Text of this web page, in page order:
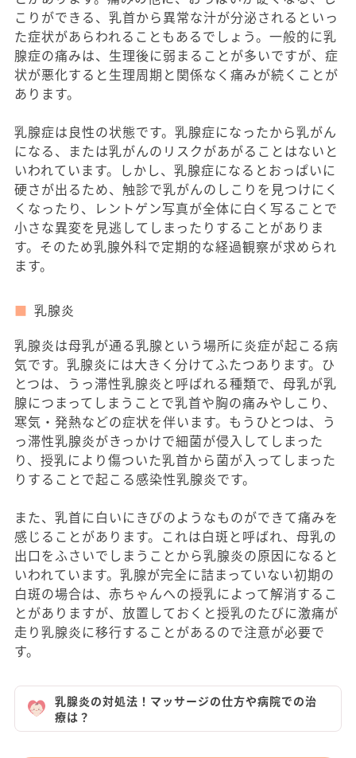
こりができる、乳首から異常な汁が分泌されるといっ
た症状があらわれることもあるでしょう。一般的に乳
腺症の痛みは、生理後に弱まることが多いですが、症
状が悪化すると生理周期と関係なく痛みが続くことが
あります。
乳腺症は良性の状態です。乳腺症になったから乳がん
になる、または乳がんのリスクがあがることはないと
いわれています。しかし、乳腺症になるとおっぱいに
硬さが出るため、触診で乳がんのしこりを見つけにく
くなったり、レントゲン写真が全体に白く写ることで
小さな異変を見逃してしまったりすることがありま
す。そのため乳腺外科で定期的な経過観察が求められ
ます。
乳腺炎
乳腺炎は母乳が通る乳腺という場所に炎症が起こる病
気です。乳腺炎には大きく分けてふたつあります。ひ
とつは、うっ滞性乳腺炎と呼ばれる種類で、母乳が乳
腺につまってしまうことで乳首や胸の痛みやしこり、
寒気・発熱などの症状を伴います。もうひとつは、う
っ滞性乳腺炎がきっかけで細菌が侵入してしまった
り、授乳により傷ついた乳首から菌が入ってしまった
りすることで起こる感染性乳腺炎です。
また、乳首に白いにきびのようなものができて痛みを
感じることがあります。これは白斑と呼ばれ、母乳の
出口をふさいでしまうことから乳腺炎の原因になると
いわれています。乳腺が完全に詰まっていない初期の
白斑の場合は、赤ちゃんへの授乳によって解消するこ
とがありますが、放置しておくと授乳のたびに激痛が
走り乳腺炎に移行することがあるので注意が必要で
す。
乳腺炎の対処法！マッサージの仕方や病院での治
療は？